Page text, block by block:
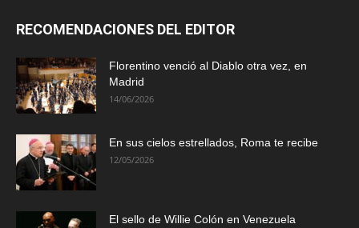
RECOMENDACIONES DEL EDITOR
Florentino venció al Diablo otra vez, en
Madrid
14/06/2026
En sus cielos estrellados, Roma te recibe
12/05/2026
El sello de Willie Colón en Venezuela